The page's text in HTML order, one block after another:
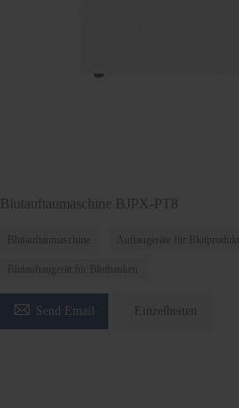
Blutauftaumaschine BJPX-PT8
Blutauftaumaschine Auftaugeräte für Blutprodukte
Blutauftaugerät für Blutbanken
 Send Email Einzelheiten